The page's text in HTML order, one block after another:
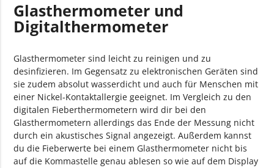
Glasthermometer und
Digitalthermometer
Glasthermometer sind leicht zu reinigen und zu
desinfizieren. Im Gegensatz zu elektronischen Geräten sind
sie zudem absolut wasserdicht und auch für Menschen mit
einer Nickel-Kontaktallergie geeignet. Im Vergleich zu den
digitalen Fieberthermometern wird dir bei den
Glasthermometern allerdings das Ende der Messung nicht
durch ein akustisches Signal angezeigt. Außerdem kannst
du die Fieberwerte bei einem Glasthermometer nicht bis
auf die Kommastelle genau ablesen so wie auf dem Display